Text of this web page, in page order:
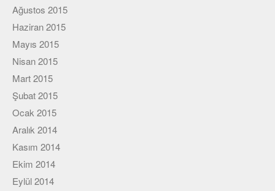
Ağustos 2015
Haziran 2015
Mayıs 2015
Nisan 2015
Mart 2015
Şubat 2015
Ocak 2015
Aralık 2014
Kasım 2014
Ekim 2014
Eylül 2014